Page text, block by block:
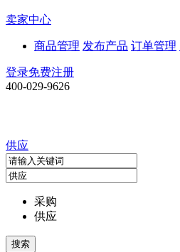
卖家中心
商品管理 发布产品 订单管理
登录免费注册
400-029-9626
供应
采购
供应